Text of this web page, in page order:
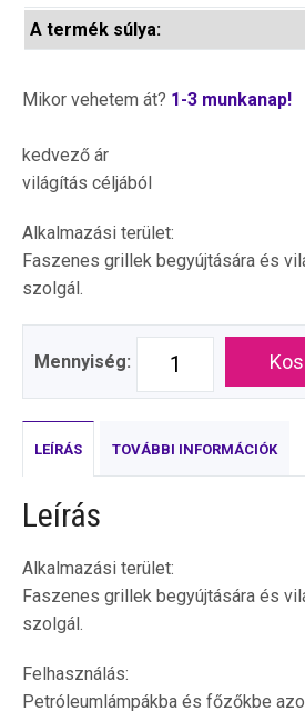
A termék súlya:
Mikor vehetem át? 1-3 munkanap!
kedvező ár
világítás céljából
Alkalmazási terület:
Faszenes grillek begyújtására és
szolgál.
Mennyiség:
LEÍRÁS TOVÁBBI INFORMÁCIÓK
Leírás
Alkalmazási terület:
Faszenes grillek begyújtására és
szolgál.
Felhasználás:
Petróleumlámpákba és főzőkbe